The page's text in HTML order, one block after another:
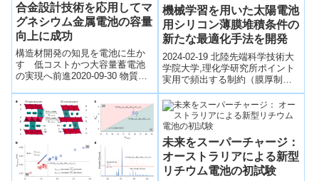
合金設計技術を応用してマ
グネシウム金属電池の容量
向上に成功
構造材開発の知見を電池に生か
す 低コストかつ大容量蓄電池
の実現へ前進2020-09-30 物質・
ＮＩＭＳは、従来の材料よりも
電気化...
機械学習を用いた太陽電池
用シリコン薄膜堆積条件の
新たな最適化手法を開発
2024-02-19 北陸先端科学技術大
学院大学,理化学研究所ポイント
実用で頻出する制約（膜厚制限
や実現不可能な実験条件排除）
を考慮した「制約付きベイズ最
適化...
未来をスーパーチャージ：
オーストラリアによる新型
リチウム電池の初試験